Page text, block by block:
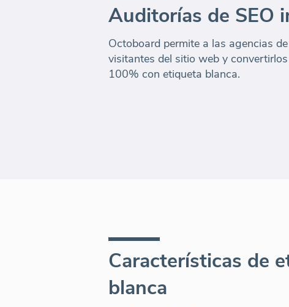
Auditorías de SEO
Octoboard permite a las agencias
visitantes del sitio web y
100% con etiqueta blanca.
Características de
blanca